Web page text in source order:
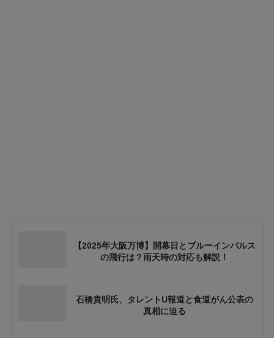
【2025年大阪万博】開幕日とブルーインパルス
の飛行は？雨天時の対応も解説！
石橋貴明氏、タレントU報道と食道がん公表の
真相に迫る